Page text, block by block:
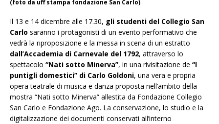
(foto da uff stampa fondazione San Carlo)
Il 13 e 14 dicembre alle 17.30, gli studenti del Collegio San
Carlo saranno i protagonisti di un evento performativo che
vedrà la riproposizione e la messa in scena di un estratto
dall’Accademia di Carnevale del 1792, attraverso lo
spettacolo “Nati sotto Minerva”, in una rivisitazione de “I
puntigli domestici” di Carlo Goldoni, una vera e propria
opera teatrale di musica e danza proposta nell’ambito della
mostra “Nati sotto Minerva” allestita da Fondazione Collegio
San Carlo e Fondazione Ago. La conservazione, lo studio e la
digitalizzazione dei documenti conservati all’interno